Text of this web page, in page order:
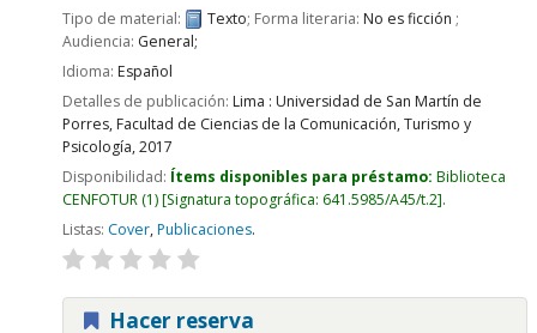
Tipo de material:
Texto; Forma literaria: No es ficción ;
Audiencia: General;
Idioma: Español
Detalles de publicación: Lima : Universidad de San Martín de
Porres, Facultad de Ciencias de la Comunicación, Turismo y
Psicología,2017
Disponibilidad: Ítems disponibles para préstamo: Biblioteca
CENFOTUR(1) Signatura topográfica: 641.5985/A45/t.2 .
Listas: Cover,Publicaciones.
Hacer reserva